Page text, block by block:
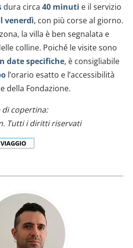
elaborati i tuoi dati personali
nellasezione dettagli . Puoi
consenso in qualsiasi momento
cookie.
personalizzare contenuti ed
dei social media e per
Condividiamo inoltre
di analisi dei dati web,
i quali potrebbero combinarle
hai fornito loro o che hanno
dei loro servizi.
dura circa 40 minuti e il servizio
venerdì, con più corse al giorno.
la villa è ben segnalata e
colline. Poiché le visite sono
date specifiche, è consigliabile
l’orario esatto e l’accessibilità
della Fondazione.
di copertina:
Tutti i diritti riservati